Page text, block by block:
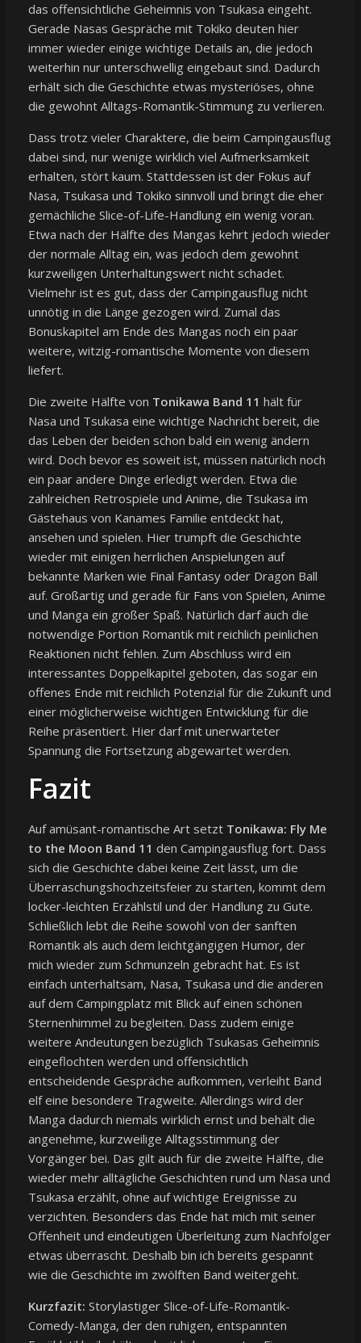
das offensichtliche Geheimnis von Tsukasa eingeht.
Gerade Nasas Gespräche mit Tokiko deuten hier
immer wieder einige wichtige Details an, die jedoch
weiterhin nur unterschwellig eingebaut sind. Dadurch
erhält sich die Geschichte etwas mysteriöses, ohne
die gewohnt Alltags-Romantik-Stimmung zu verlieren.
Dass trotz vieler Charaktere, die beim Campingausflug
dabei sind, nur wenige wirklich viel Aufmerksamkeit
erhalten, stört kaum. Stattdessen ist der Fokus auf
Nasa, Tsukasa und Tokiko sinnvoll und bringt die eher
gemächliche Slice-of-Life-Handlung ein wenig voran.
Etwa nach der Hälfte des Mangas kehrt jedoch wieder
der normale Alltag ein, was jedoch dem gewohnt
kurzweiligen Unterhaltungswert nicht schadet.
Vielmehr ist es gut, dass der Campingausflug nicht
unnötig in die Länge gezogen wird. Zumal das
Bonuskapitel am Ende des Mangas noch ein paar
weitere, witzig-romantische Momente von diesem
liefert.
Die zweite Hälfte von Tonikawa Band 11 hält für
Nasa und Tsukasa eine wichtige Nachricht bereit, die
das Leben der beiden schon bald ein wenig ändern
wird. Doch bevor es soweit ist, müssen natürlich noch
ein paar andere Dinge erledigt werden. Etwa die
zahlreichen Retrospiele und Anime, die Tsukasa im
Gästehaus von Kanames Familie entdeckt hat,
ansehen und spielen. Hier trumpft die Geschichte
wieder mit einigen herrlichen Anspielungen auf
bekannte Marken wie Final Fantasy oder Dragon Ball
auf. Großartig und gerade für Fans von Spielen, Anime
und Manga ein großer Spaß. Natürlich darf auch die
notwendige Portion Romantik mit reichlich peinlichen
Reaktionen nicht fehlen. Zum Abschluss wird ein
interessantes Doppelkapitel geboten, das sogar ein
offenes Ende mit reichlich Potenzial für die Zukunft und
einer möglicherweise wichtigen Entwicklung für die
Reihe präsentiert. Hier darf mit unerwarteter
Spannung die Fortsetzung abgewartet werden.
Fazit
Auf amüsant-romantische Art setzt Tonikawa: Fly Me
to the Moon Band 11 den Campingausflug fort. Dass
sich die Geschichte dabei keine Zeit lässt, um die
Überraschungshochzeitsfeier zu starten, kommt dem
locker-leichten Erzählstil und der Handlung zu Gute.
Schließlich lebt die Reihe sowohl von der sanften
Romantik als auch dem leichtgängigen Humor, der
mich wieder zum Schmunzeln gebracht hat. Es ist
einfach unterhaltsam, Nasa, Tsukasa und die anderen
auf dem Campingplatz mit Blick auf einen schönen
Sternenhimmel zu begleiten. Dass zudem einige
weitere Andeutungen bezüglich Tsukasas Geheimnis
eingeflochten werden und offensichtlich
entscheidende Gespräche aufkommen, verleiht Band
elf eine besondere Tragweite. Allerdings wird der
Manga dadurch niemals wirklich ernst und behält die
angenehme, kurzweilige Alltagsstimmung der
Vorgänger bei. Das gilt auch für die zweite Hälfte, die
wieder mehr alltägliche Geschichten rund um Nasa und
Tsukasa erzählt, ohne auf wichtige Ereignisse zu
verzichten. Besonders das Ende hat mich mit seiner
Offenheit und eindeutigen Überleitung zum Nachfolger
etwas überrascht. Deshalb bin ich bereits gespannt
wie die Geschichte im zwölften Band weitergeht.
Kurzfazit: Storylastiger Slice-of-Life-Romantik-
Comedy-Manga, der den ruhigen, entspannten